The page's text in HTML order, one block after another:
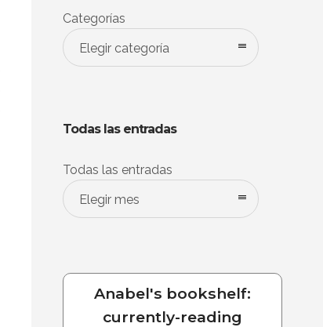
Categorías
Elegir categoría
Todas las entradas
Todas las entradas
Elegir mes
Anabel's bookshelf:
currently-reading